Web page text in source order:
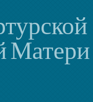
Матери